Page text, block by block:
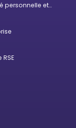
personnelle et